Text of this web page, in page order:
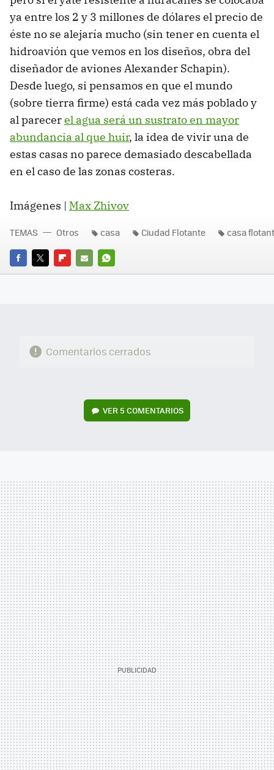
ya entre los 2 y 3 millones de dólares el precio de
éste no se alejaría mucho (sin tener en cuenta el
hidroavión que vemos en los diseños, obra del
diseñador de aviones Alexander Schapin).
Desde luego, si pensamos en que el mundo
(sobre tierra firme) está cada vez más poblado y
al parecerel agua será un sustrato en mayor
abundancia al que huir, la idea de vivir una de
estas casas no parece demasiado descabellada
en el caso de las zonas costeras.
Imágenes | Max Zhivov
FACEBOOK
TWITTERFLIPBOARD
E-
WHATSAPP
TEMAS Otros casa Ciudad Flotante casa
Comentarios cerrados
VER5 COMENTARIOS